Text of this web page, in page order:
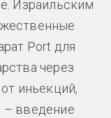
Израильским
Port для
через
иньекций,
– введение